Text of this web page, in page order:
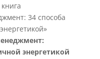
энергетикой